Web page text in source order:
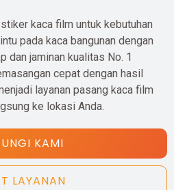
kaca film untuk kebutuhan
pada kaca bangunan dengan
dan jaminan kualitas No. 1
cepat dengan hasil
layanan pasang kaca film
ke lokasi Anda.
KAMI
LAYANAN